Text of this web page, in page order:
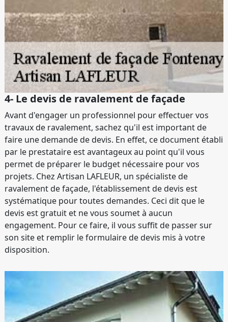
4- Le devis de ravalement de façade
Avant d'engager un professionnel pour effectuer vos
travaux de ravalement, sachez qu'il est important de
faire une demande de devis. En effet, ce document établi
par le prestataire est avantageux au point qu'il vous
permet de préparer le budget nécessaire pour vos
projets. Chez Artisan LAFLEUR, un spécialiste de
ravalement de façade, l'établissement de devis est
systématique pour toutes demandes. Ceci dit que le
devis est gratuit et ne vous soumet à aucun
engagement. Pour ce faire, il vous suffit de passer sur
son site et remplir le formulaire de devis mis à votre
disposition.